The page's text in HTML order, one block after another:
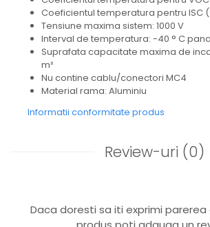
Coeficientul temperatura pentru ISC
Tensiune maxima sistem: 1000 V
Interval de temperatura: -40 ° C
Suprafata capacitate maxima de
m²
Nu contine cablu/conectori MC4
Material rama: Aluminiu
Informatii conformitate produs
Review-uri (0)
Daca doresti sa iti exprimi